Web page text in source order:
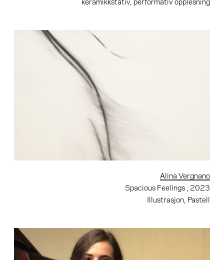
Alina Vergnano
Spacious Feelings , 2023
Illustrasjon, Pastell